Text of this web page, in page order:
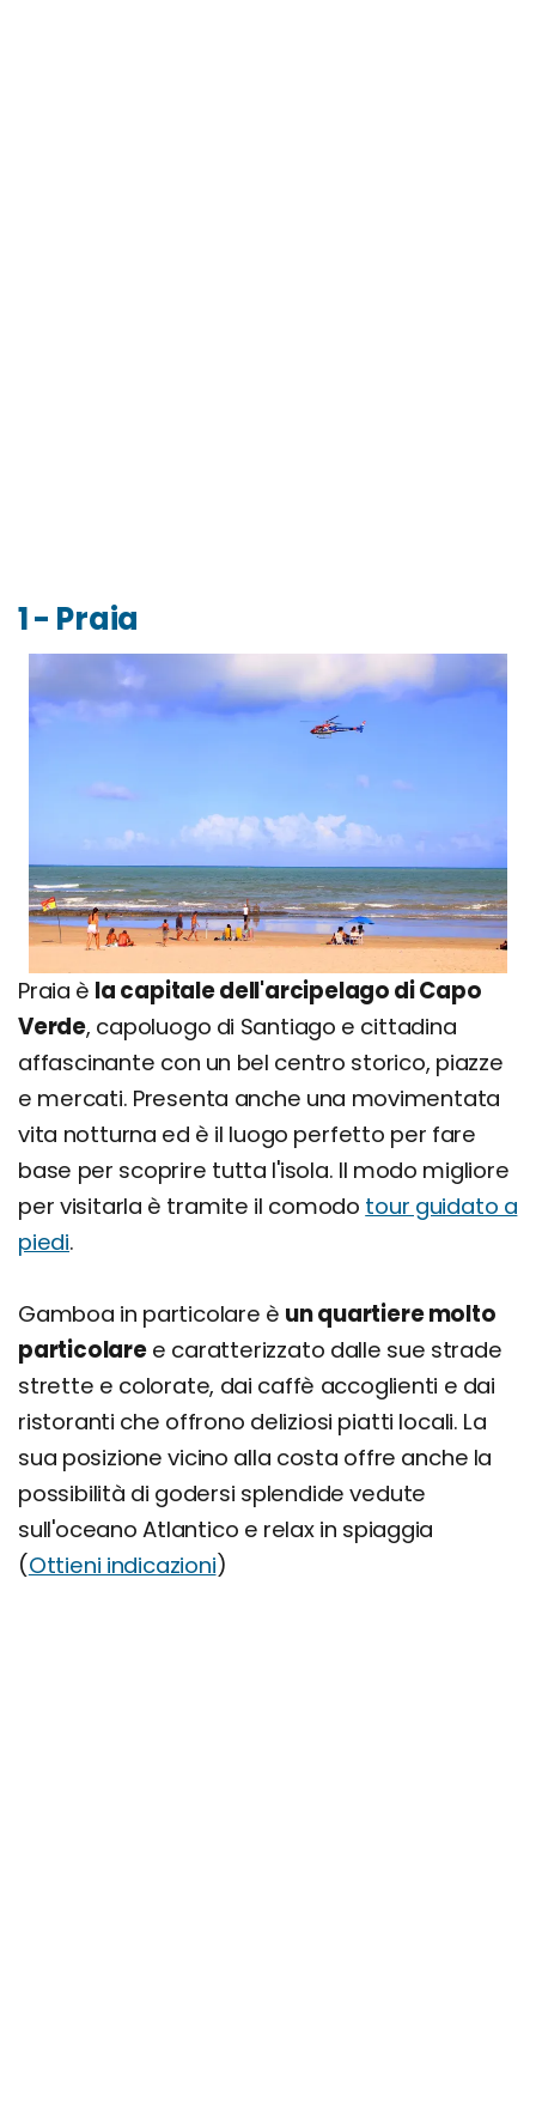
1 - Praia
Praia è la capitale dell'arcipelago di Capo
Verde, capoluogo di Santiago e cittadina
affascinante con un bel centro storico, piazze
e mercati. Presenta anche una movimentata
vita notturna ed è il luogo perfetto per fare
base per scoprire tutta l'isola. Il modo migliore
per visitarla è tramite il comodo tour guidato a
piedi.
Gamboa in particolare è un quartiere molto
particolaree caratterizzato dalle sue strade
strette e colorate, dai caffè accoglienti e dai
ristoranti che offrono deliziosi piatti locali. La
sua posizione vicino alla costa offre anche la
possibilità di godersi splendide vedute
sull'oceano Atlantico e relax in spiaggia
(Ottieni indicazioni)